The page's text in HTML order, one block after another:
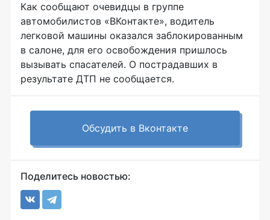
Как сообщают очевидцы в группе
автомобилистов «ВКонтакте», водитель
легковой машины оказался заблокированным
в салоне, для его освобождения пришлось
вызывать спасателей. О пострадавших в
результате ДТП не сообщается.
Обсудить в Вконтакте
Поделитесь новостью: